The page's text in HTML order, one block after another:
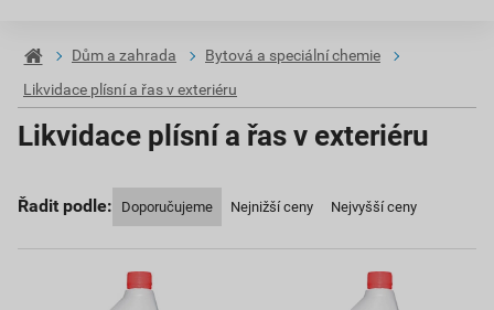
Dům a zahrada
Bytová a speciální chemie
Likvidace plísní a řas v exteriéru
Likvidace plísní a řas v exteriéru
Řadit podle: Doporučujeme Nejnižší ceny Nejvyšší ceny